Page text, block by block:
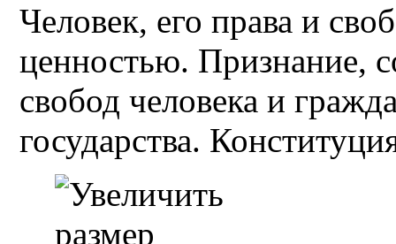
Человек, его права и
ценностью. Признание,
свобод человека и
государства.